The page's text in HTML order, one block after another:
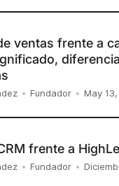
ventas frente a
• Fundador • May
frente a
• Fundador •